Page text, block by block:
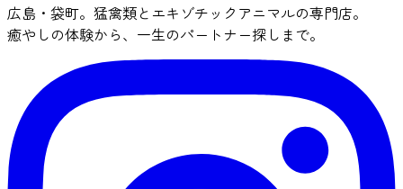
広島・袋町。猛禽類とエキゾチックアニマルの専門店。
癒やしの体験から、一生のパートナー探しまで。